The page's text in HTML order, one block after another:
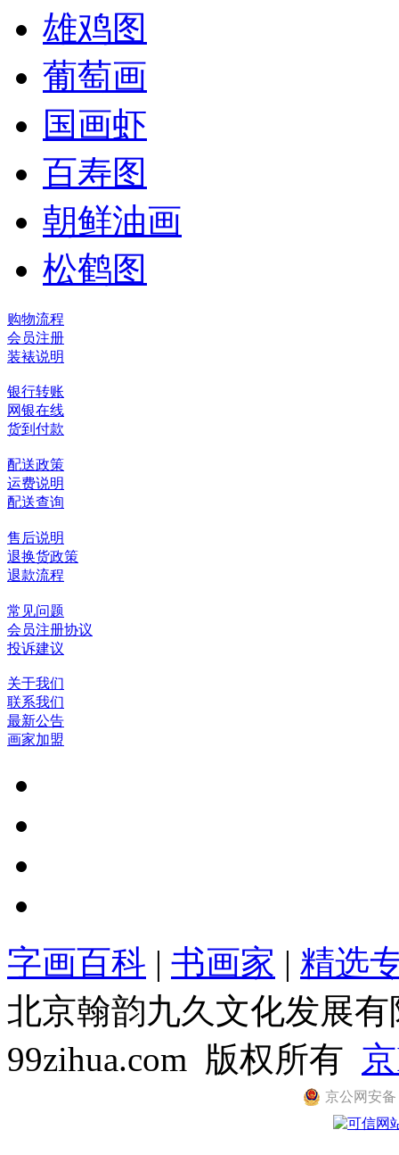
雄鸡图
葡萄画
国画虾
百寿图
朝鲜油画
松鹤图
购物流程
会员注册
装裱说明
银行转账
网银在线
货到付款
配送政策
运费说明
配送查询
售后说明
退换货政策
退款流程
常见问题
会员注册协议
投诉建议
关于我们
联系我们
最新公告
画家加盟
字画百科 | 书画家 | 精选
北京翰韵九久文化发展
99zihua.com 版权所有
京公网安备